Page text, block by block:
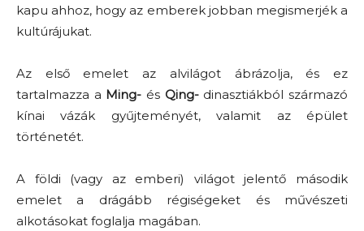
kapu ahhoz, hogy az emberek jobban megismerjék a
kultúrájukat.
Az első emelet az alvilágot ábrázolja, és ez
tartalmazza a Ming- és Qing-dinasztiákból származó
kínai vázák gyűjteményét, valamit az épület
történetét.
A földi (vagy az emberi) világot jelentő második
emelet a drágább régiségeket és művészeti
alkotásokat foglalja magában.